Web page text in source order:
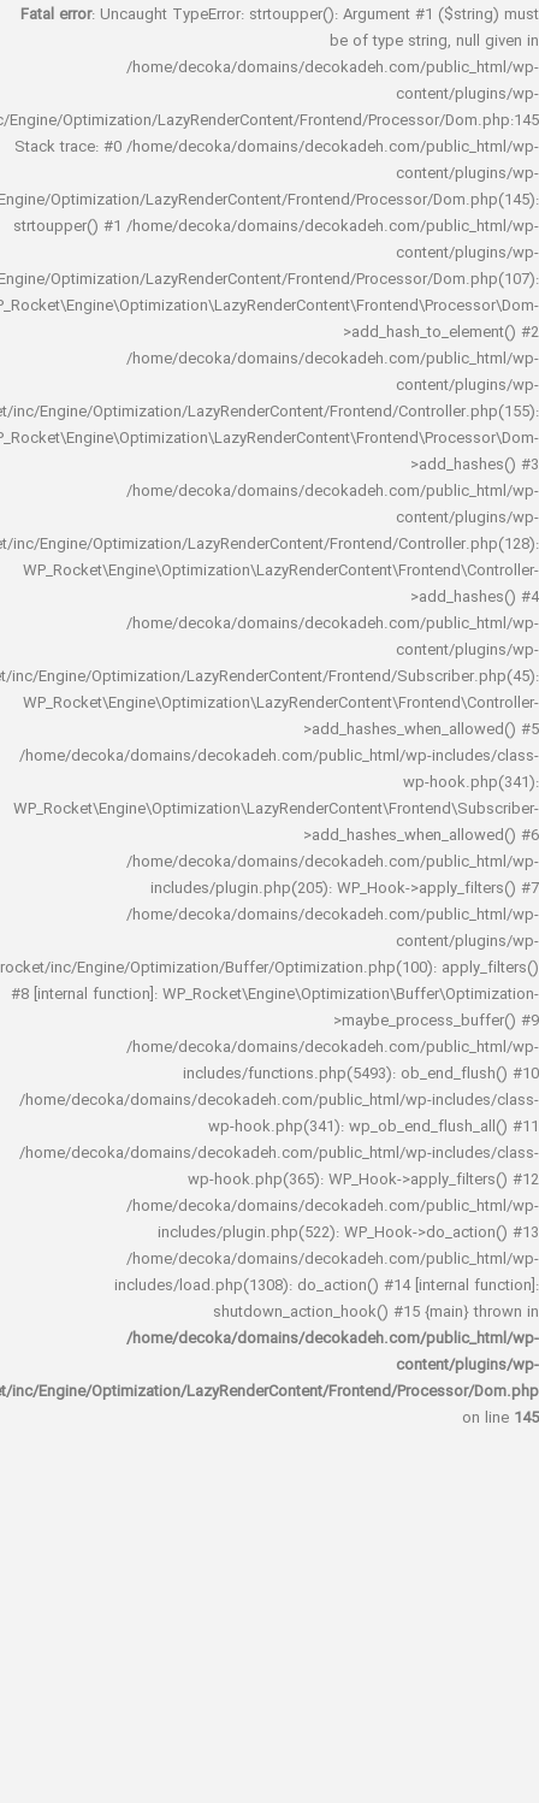
Fatal error : Uncaught TypeError: strtoupper(): Argument #1
be of type string,
/home/decoka/domains/decokadeh.com/
rocket/inc/Engine/Optimization/LazyRenderContent/Frontend/Processor/
Stack trace: #0 /home/decoka/domains/decokadeh.com/
rocket/inc/Engine/Optimization/LazyRenderContent/Frontend/Processor/
strtoupper() #1 /home/decoka/domains/decokadeh.com/
rocket/inc/Engine/Optimization/LazyRenderContent/Frontend/Processor/
/home/decoka/domains/decokadeh.com/
rocket/inc/Engine/Optimization/LazyRenderContent/Frontend/
/home/decoka/domains/decokadeh.com/
rocket/inc/Engine/Optimization/LazyRenderContent/Frontend/
/home/decoka/domains/decokadeh.com/
rocket/inc/Engine/Optimization/LazyRenderContent/Frontend/
/home/decoka/domains/decokadeh.com/public_html/wp-
wp-
/home/decoka/domains/decokadeh.com/
includes/plugin.php(205): WP_Hook-
/home/decoka/domains/decokadeh.com/
rocket/inc/Engine/Optimization/Buffer/Optimization.php(100):
#8 [internal function]:
/home/decoka/domains/decokadeh.com/
includes/functions.php(5493):
/home/decoka/domains/decokadeh.com/public_html/wp-
wp-hook.php(341):
/home/decoka/domains/decokadeh.com/public_html/wp-
wp-hook.php(365): WP_Hook-
/home/decoka/domains/decokadeh.com/
includes/plugin.php(522): WP_Hook-
/home/decoka/domains/decokadeh.com/
includes/load.php(1308): do_action() #14
shutdown_action_hook() #15
/home/decoka/domains/decokadeh.com/
rocket/inc/Engine/Optimization/LazyRenderContent/Frontend/